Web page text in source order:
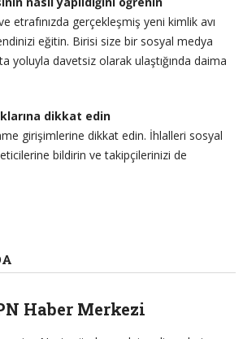
etrafınızda gerçekleşmiş yeni kimlik avı
eğitin. Birisi size bir sosyal medya
yoluyla davetsiz olarak ulaştığında daima
dikkat edin
girişimlerine dikkat edin. İhlalleri sosyal
bildirin ve takipçilerinizi de
Haber Merkezi